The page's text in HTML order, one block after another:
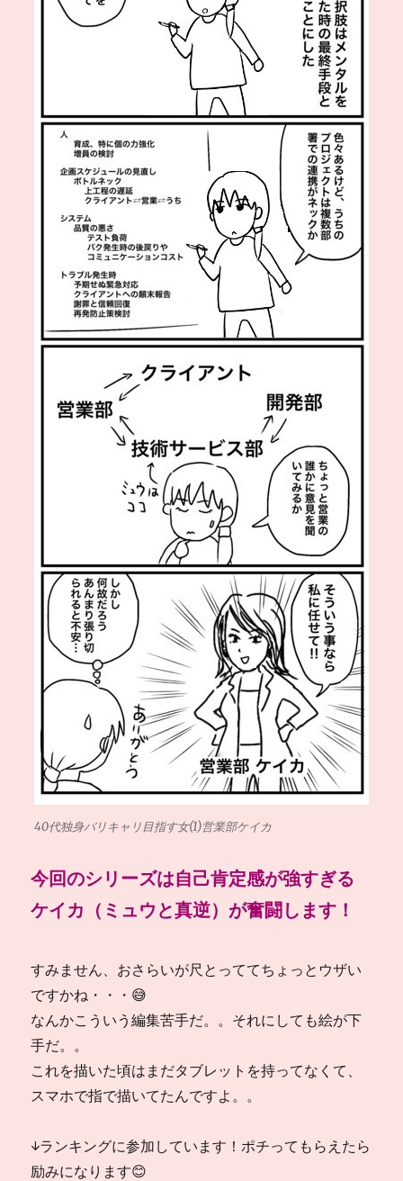
40代独身バリキャリ目指す女(1)営業部ケイカ
今回のシリーズは自己肯定感が強すぎる
ケイカ（ミュウと真逆）が奮闘します！
すみません、おさらいが尺とっててちょっとウザい
ですかね・・・😅
なんかこういう編集苦手だ。。それにしても絵が下
手だ。。
これを描いた頃はまだタブレットを持ってなくて、
スマホで指で描いてたんですよ。。
↓ランキングに参加しています！ポチってもらえたら
励みになります😊